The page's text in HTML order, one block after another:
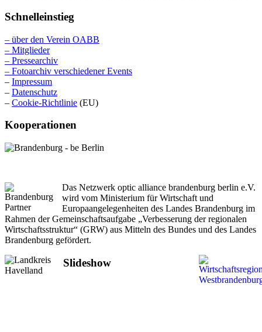
Schnelleinstieg
– über den Verein OABB
– Mitglieder
– Pressearchiv
– Fotoarchiv verschiedener Events
– Impressum
– Datenschutz
– Cookie-Richtlinie (EU)
Kooperationen
Das Netzwerk optic alliance brandenburg berlin e.V.
wird vom Ministerium für Wirtschaft und
Europaangelegenheiten des Landes Brandenburg im
Rahmen der Gemeinschaftsaufgabe „Verbesserung der regionalen
Wirtschaftsstruktur“ (GRW) aus Mitteln des Bundes und des Landes
Brandenburg gefördert.
Slideshow